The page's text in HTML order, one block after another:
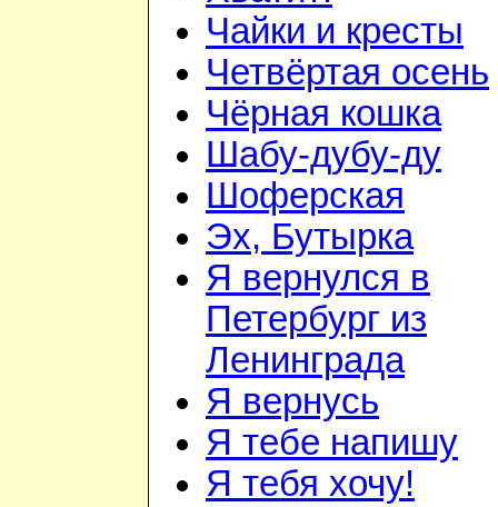
Чайки и кресты
Четвёртая осень
Чёрная кошка
Шабу-дубу-ду
Шоферская
Эх, Бутырка
Я вернулся в
Петербург из
Ленинграда
Я вернусь
Я тебе напишу
Я тебя хочу!